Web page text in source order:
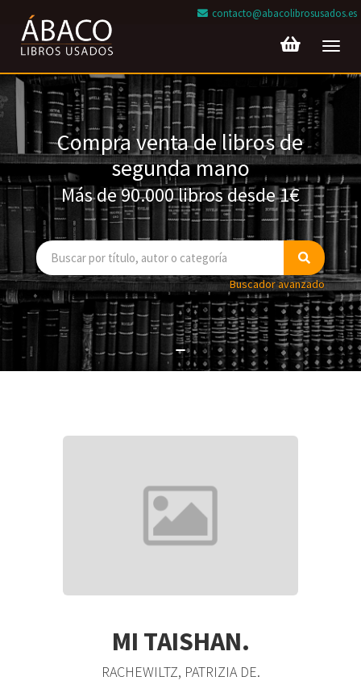
contacto@abacolibrosusados.es
Compra venta de libros de
segunda mano
Más de 90.000 libros desde 1€
Buscador avanzado
MI TAISHAN.
RACHEWILTZ, PATRIZIA DE.